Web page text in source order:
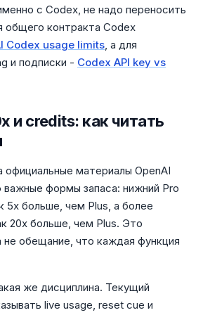
с Codex, не надо переносить
общего контракта Codex
Codex usage limits, а для
и подписки - Codex API key vs
и credits: как читать
официальные материалы OpenAI
важные формы запаса: нижний Pro
5x больше, чем Plus, а более
20x больше, чем Plus. Это
не обещание, что каждая функция
же дисциплина. Текущий
live usage, reset cue и